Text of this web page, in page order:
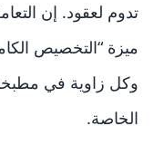
تدوم لعقود. إن
ميزة “التخصيص
وكل زاوية في
الخاصة.